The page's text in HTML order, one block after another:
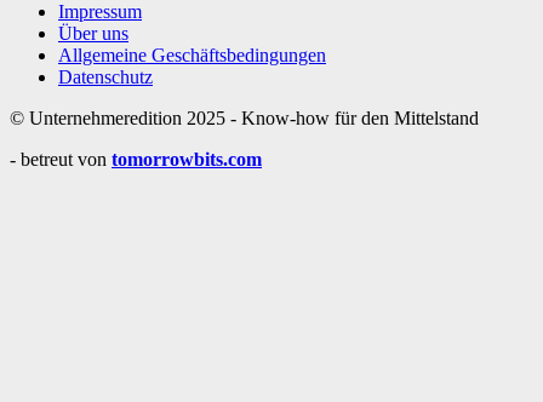
Impressum
Über uns
Allgemeine Geschäftsbedingungen
Datenschutz
© Unternehmeredition 2025 - Know-how für den Mittelstand
- betreut von tomorrowbits.com